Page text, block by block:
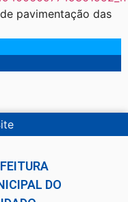
pavimentação das
DO